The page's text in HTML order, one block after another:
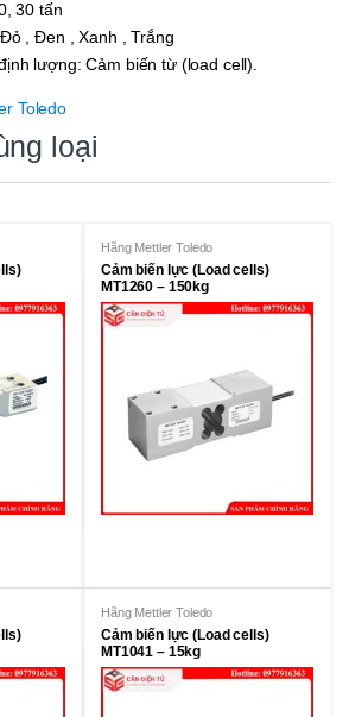
30 tấn
, Đen , Xanh , Trắng
lượng: Cảm biến từ (load cell).
Toledo
loại
Hãng Mettler Toledo
Cảm biến lực (Load cells)
MT1260 – 150kg
Hãng Mettler Toledo
Cảm biến lực (Load cells)
MT1041 – 15kg